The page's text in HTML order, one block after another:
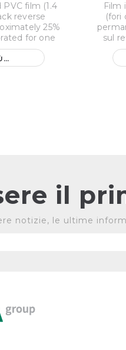
film (1.4
reverse
25%
for one
Film
(fori
sul
il
notizie, le ultime